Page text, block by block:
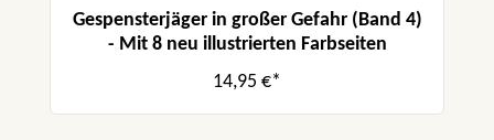
Gespensterjäger in großer Gefahr (Band 4)
- Mit 8 neu illustrierten Farbseiten
14,95 €*